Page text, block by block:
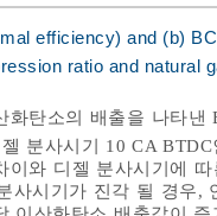
efficiency) and (b)
ratio and natural
화탄소의 배출을 나타낸
분사시기 10 CA
이와 디젤 분사시기에
사시기가 진각 될 경우,